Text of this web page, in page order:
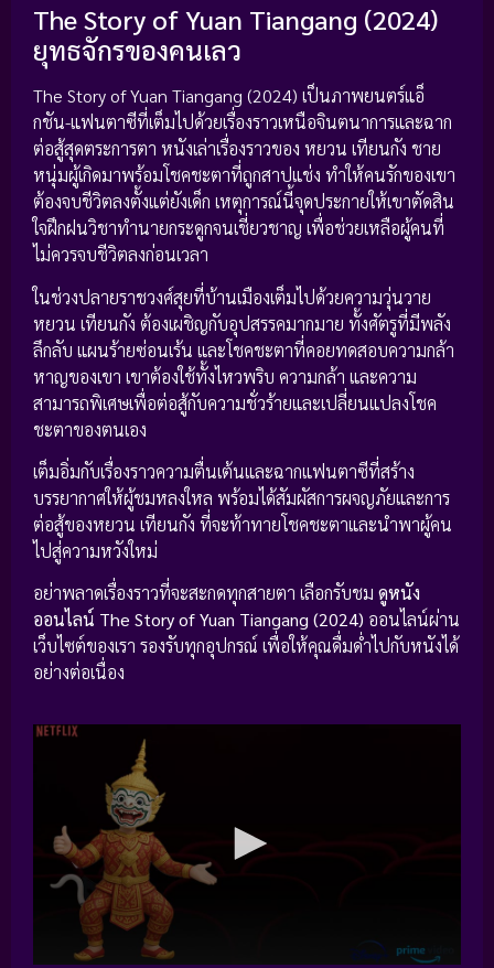
The Story of Yuan Tiangang (2024)
ยุทธจักรของคนเลว
The Story of Yuan Tiangang (2024) เป็นภาพยนตร์แอ็
กชัน-แฟนตาซีที่เต็มไปด้วยเรื่องราวเหนือจินตนาการและฉาก
ต่อสู้สุดตระการตา หนังเล่าเรื่องราวของ หยวน เทียนกัง ชาย
หนุ่มผู้เกิดมาพร้อมโชคชะตาที่ถูกสาปแช่ง ทำให้คนรักของเขา
ต้องจบชีวิตลงตั้งแต่ยังเด็ก เหตุการณ์นี้จุดประกายให้เขาตัดสิน
ใจฝึกฝนวิชาทำนายกระดูกจนเชี่ยวชาญ เพื่อช่วยเหลือผู้คนที่
ไม่ควรจบชีวิตลงก่อนเวลา
ในช่วงปลายราชวงศ์สุยที่บ้านเมืองเต็มไปด้วยความวุ่นวาย
หยวน เทียนกัง ต้องเผชิญกับอุปสรรคมากมาย ทั้งศัตรูที่มีพลัง
ลึกลับ แผนร้ายซ่อนเร้น และโชคชะตาที่คอยทดสอบความกล้า
หาญของเขา เขาต้องใช้ทั้งไหวพริบ ความกล้า และความ
สามารถพิเศษเพื่อต่อสู้กับความชั่วร้ายและเปลี่ยนแปลงโชค
ชะตาของตนเอง
เต็มอิ่มกับเรื่องราวความตื่นเต้นและฉากแฟนตาซีที่สร้าง
บรรยากาศให้ผู้ชมหลงใหล พร้อมได้สัมผัสการผจญภัยและการ
ต่อสู้ของหยวน เทียนกัง ที่จะท้าทายโชคชะตาและนำพาผู้คน
ไปสู่ความหวังใหม่
อย่าพลาดเรื่องราวที่จะสะกดทุกสายตา เลือกรับชม ดูหนัง
ออนไลน์ The Story of Yuan Tiangang (2024) ออนไลน์ผ่าน
เว็บไซต์ของเรา รองรับทุกอุปกรณ์ เพื่อให้คุณดื่มด่ำไปกับหนังได้
อย่างต่อเนื่อง